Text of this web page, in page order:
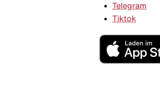
Telegram
Tiktok